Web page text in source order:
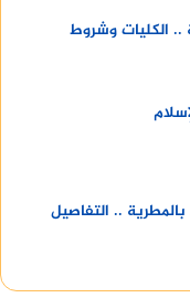
.. الكليات وشروط
.. التفاصيل